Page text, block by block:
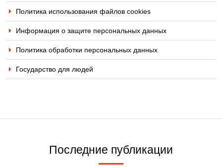
Политика использования файлов cookies
Информация о защите персональных данных
Политика обработки персональных данных
Государство для людей
Последние публикации